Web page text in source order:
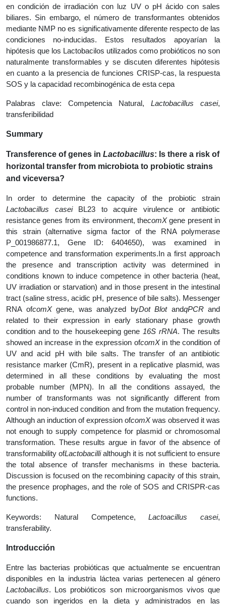
en condición de irradiación con luz UV o pH ácido con sales
biliares. Sin embargo, el número de transformantes obtenidos
mediante NMP no es significativamente diferente respecto de las
condiciones no-inducidas. Estos resultados apoyarían la
hipótesis que los Lactobacilos utilizados como probióticos no son
naturalmente transformables y se discuten diferentes hipótesis
en cuanto a la presencia de funciones CRISP-cas, la respuesta
SOS y la capacidad recombinogénica de esta cepa
Palabras clave: Competencia Natural, Lactobacillus casei,
transferibilidad
Summary
Transference of genes in Lactobacillus: Is there a risk of
horizontal transfer from microbiota to probiotic strains
and viceversa?
In order to determine the capacity of the probiotic strain
Lactobacillus caseiBL23 to acquire virulence or antibiotic
resistance genes from its environment, thecomXgene present in
this strain (alternative sigma factor of the RNA polymerase
P_001986877.1, Gene ID: 6404650), was examined in
competence and transformation experiments.In a first approach
the presence and transcription activity was determined in
conditions known to induce competence in other bacteria (heat,
UV irradiation or starvation) and in those present in the intestinal
tract (saline stress, acidic pH, presence of bile salts). Messenger
RNA ofcomXgene, was analyzed byDot BlotandqPCRand
related to their expression in early stationary phase growth
condition and to the housekeeping gene 16S rRNA. The results
showed an increase in the expression ofcomXin the condition of
UV and acid pH with bile salts. The transfer of an antibiotic
resistance marker (CmR), present in a replicative plasmid, was
determined in all these conditions by evaluating the most
probable number (MPN). In all the conditions assayed, the
number of transformants was not significantly different from
control in non-induced condition and from the mutation frequency.
Although an induction of expression ofcomXwas observed it was
not enough to supply competence for plasmid or chromosomal
transformation. These results argue in favor of the absence of
transformability ofLactobacillialthough it is not sufficient to ensure
the total absence of transfer mechanisms in these bacteria.
Discussion is focused on the recombining capacity of this strain,
the presence prophages, and the role of SOS and CRISPR-cas
functions.
Keywords: Natural Competence,Lactoacillus casei,
transferability.
Introducción
Entre las bacterias probióticas que actualmente se encuentran
disponibles en la industria láctea varias pertenecen al género
Lactobacillus. Los probióticos son microorganismos vivos que
cuando son ingeridos en la dieta y administrados en las